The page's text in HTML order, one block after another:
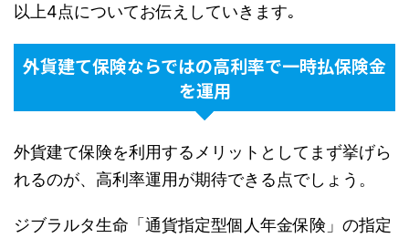
以上4点についてお伝えしていきます｡
外貨建て保険ならではの高利率で一時払保険金
を運用
外貨建て保険を利用するメリットとしてまず挙げら
れるのが、高利率運用が期待できる点でしょう。
ジブラルタ生命「通貨指定型個人年金保険」の指定